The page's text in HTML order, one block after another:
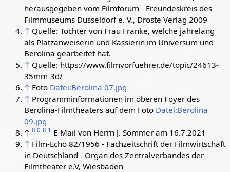
herausgegeben vom Filmforum - Freundeskreis des
Filmmuseums Düsseldorf e. V., Droste Verlag 2009
↑ Quelle: Tochter von Frau Franke, welche jahrelang
als Platzanweiserin und Kassierin im Universum und
Berolina gearbeitet hat.
↑ Quelle: https://www.filmvorfuehrer.de/topic/24613-
35mm-3d/
↑ Foto Datei:Berolina 07.jpg
↑ Programminformationen im oberen Foyer des
Berolina-Filmtheaters auf dem Foto Datei:Berolina
09.jpg
↑ 8,0 8,1 E-Mail von Herrn J. Sommer am 16.7.2021
↑ Film-Echo 82/1956 - Fachzeitschrift der Filmwirtschaft
in Deutschland - Organ des Zentralverbandes der
Filmtheater e.V, Wiesbaden